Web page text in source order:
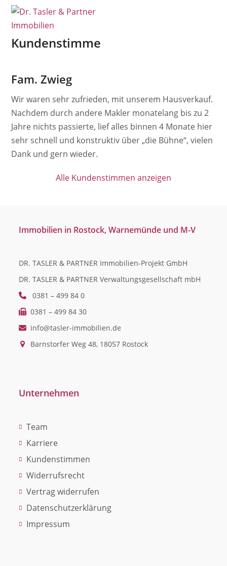
SkipOpen
mobile
menu
Close
mobile
menu
Kundenstimme
Fam. Zwieg
Wir waren sehr zufrieden, mit unserem Hausverkauf.
Nachdem durch andere Makler monatelang bis zu 2
Jahre nichts passierte, lief alles binnen 4 Monate hier
sehr schnell und konstruktiv über „die Bühne“, vielen
Dank und gern wieder.
Alle Kundenstimmen anzeigen
Immobilien in Rostock, Warnemünde und M-V
DR. TASLER & PARTNER Immobilien-Projekt GmbH
DR. TASLER & PARTNER Verwaltungsgesellschaft mbH
0381 – 499 84 0
0381 – 499 84 30
info@tasler-immobilien.de
Barnstorfer Weg 48, 18057 Rostock
Unternehmen
Team
Karriere
Kundenstimmen
Widerrufsrecht
Vertrag widerrufen
Datenschutzerklärung
Impressum